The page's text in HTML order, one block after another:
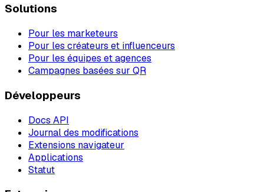
Solutions
Pour les marketeurs
Pour les créateurs et influenceurs
Pour les équipes et agences
Campagnes basées sur QR
Développeurs
Docs API
Journal des modifications
Extensions navigateur
Applications
Statut